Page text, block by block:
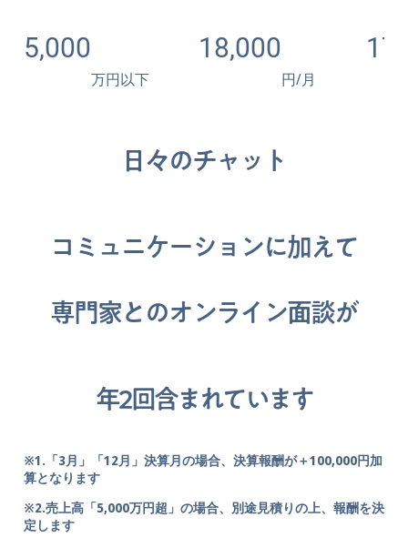
5,000
万円以下
18,000
円/月
日々のチャット
コミュニケーションに加えて
専門家とのオンライン面談が
年2回含まれています
※1.「3月」「12月」決算月の場合、決算報酬が＋100,000円加
算となります
※2.売上高「5,000万円超」の場合、別途見積りの上、報酬を決
定します